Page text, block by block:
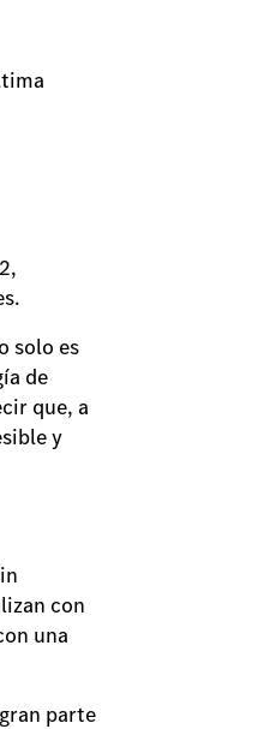
solo es
de
que, a
y
con
una
parte